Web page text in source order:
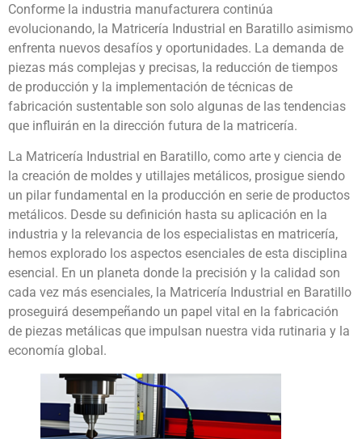
Conforme la industria manufacturera continúa
evolucionando, la Matricería Industrial en Baratillo asimismo
enfrenta nuevos desafíos y oportunidades. La demanda de
piezas más complejas y precisas, la reducción de tiempos
de producción y la implementación de técnicas de
fabricación sustentable son solo algunas de las tendencias
que influirán en la dirección futura de la matricería.
La Matricería Industrial en Baratillo, como arte y ciencia de
la creación de moldes y utillajes metálicos, prosigue siendo
un pilar fundamental en la producción en serie de productos
metálicos. Desde su definición hasta su aplicación en la
industria y la relevancia de los especialistas en matricería,
hemos explorado los aspectos esenciales de esta disciplina
esencial. En un planeta donde la precisión y la calidad son
cada vez más esenciales, la Matricería Industrial en Baratillo
proseguirá desempeñando un papel vital en la fabricación
de piezas metálicas que impulsan nuestra vida rutinaria y la
economía global.